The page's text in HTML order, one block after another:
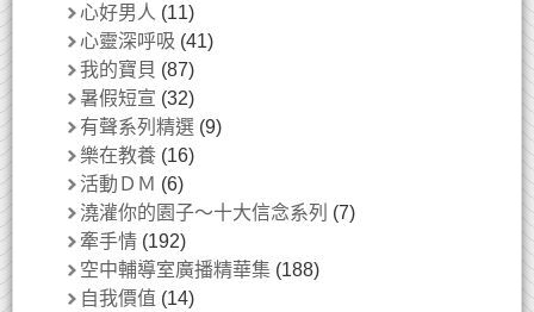
心好男人 (11)
心靈深呼吸 (41)
我的寶貝 (87)
暑假短宣 (32)
有聲系列精選 (9)
樂在教養 (16)
活動ＤＭ (6)
澆灌你的園子～十大信念系列 (7)
牽手情 (192)
空中輔導室廣播精華集 (188)
自我價值 (14)